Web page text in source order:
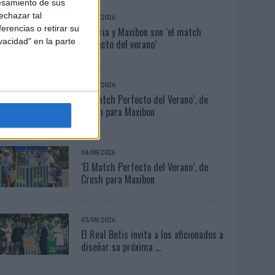
de sus
tal
o retirar su
en la parte
04/08/2026
Babaria y Maxibon son ‘el match
perfecto del verano’
04/08/2026
‘El Match Perfecto del Verano’, de
Crush para Maxibon
04/08/2026
‘El Match Perfecto del Verano’, de
Crush para Maxibon
03/08/2026
El Real Betis invita a los aficionados a
diseñar su próxima ...